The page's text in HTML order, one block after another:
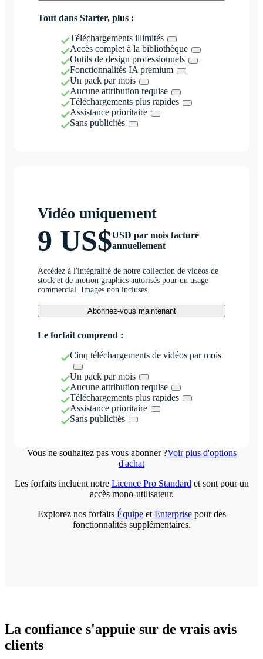
Tout dans Starter, plus :
Téléchargements illimités
Accès complet à la bibliothèque
Outils de design professionnels
Fonctionnalités IA premium
Un pack par mois
Aucune attribution requise
Téléchargements plus rapides
Assistance prioritaire
Sans publicités
Vidéo uniquement
9 US$USD par mois facturé
annuellement
Accédez à l'intégralité de notre collection de vidéos de
stock et de motion graphics autorisés pour un usage
commercial. Images non incluses.
Abonnez-vous maintenant
Le forfait comprend :
Cinq téléchargements de vidéos par mois
Un pack par mois
Aucune attribution requise
Téléchargements plus rapides
Assistance prioritaire
Sans publicités
Vous ne souhaitez pas vous abonner ?Voir plus d'options
d'achat
Les forfaits incluent notre Licence Pro Standard et sont pour un
accès mono-utilisateur.
Explorez nos forfaits Équipeet Enterprisepour des
fonctionnalités supplémentaires.
La confiance s'appuie sur de vrais avis
clients